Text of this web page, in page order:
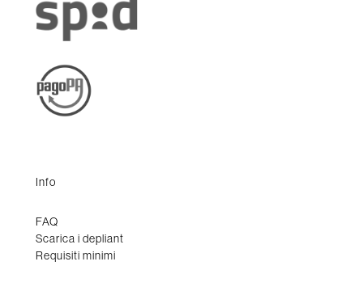
Info
FAQ
Scarica i depliant
Requisiti minimi